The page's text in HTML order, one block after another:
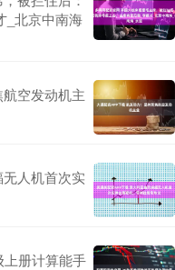
_北京中南海
空发动机主
人机首次实
上册计算能手